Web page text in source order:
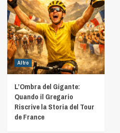
Altro
L’Ombra del Gigante:
Quando il Gregario
Riscrive la Storia del Tour
de France